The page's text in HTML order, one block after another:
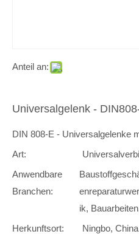
Anteil an:
Universalgelenk -
DIN 808-E - Universalgelenke
Art:
Anwendbare
Branchen:
ik,
Herkunftsort:
Ningbo,